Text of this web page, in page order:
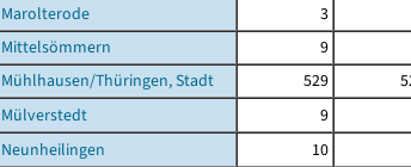
Marolterode
3
Mittelsömmern
9
Mühlhausen/Thüringen, Stadt
529
Mülverstedt
9
Neunheilingen
10